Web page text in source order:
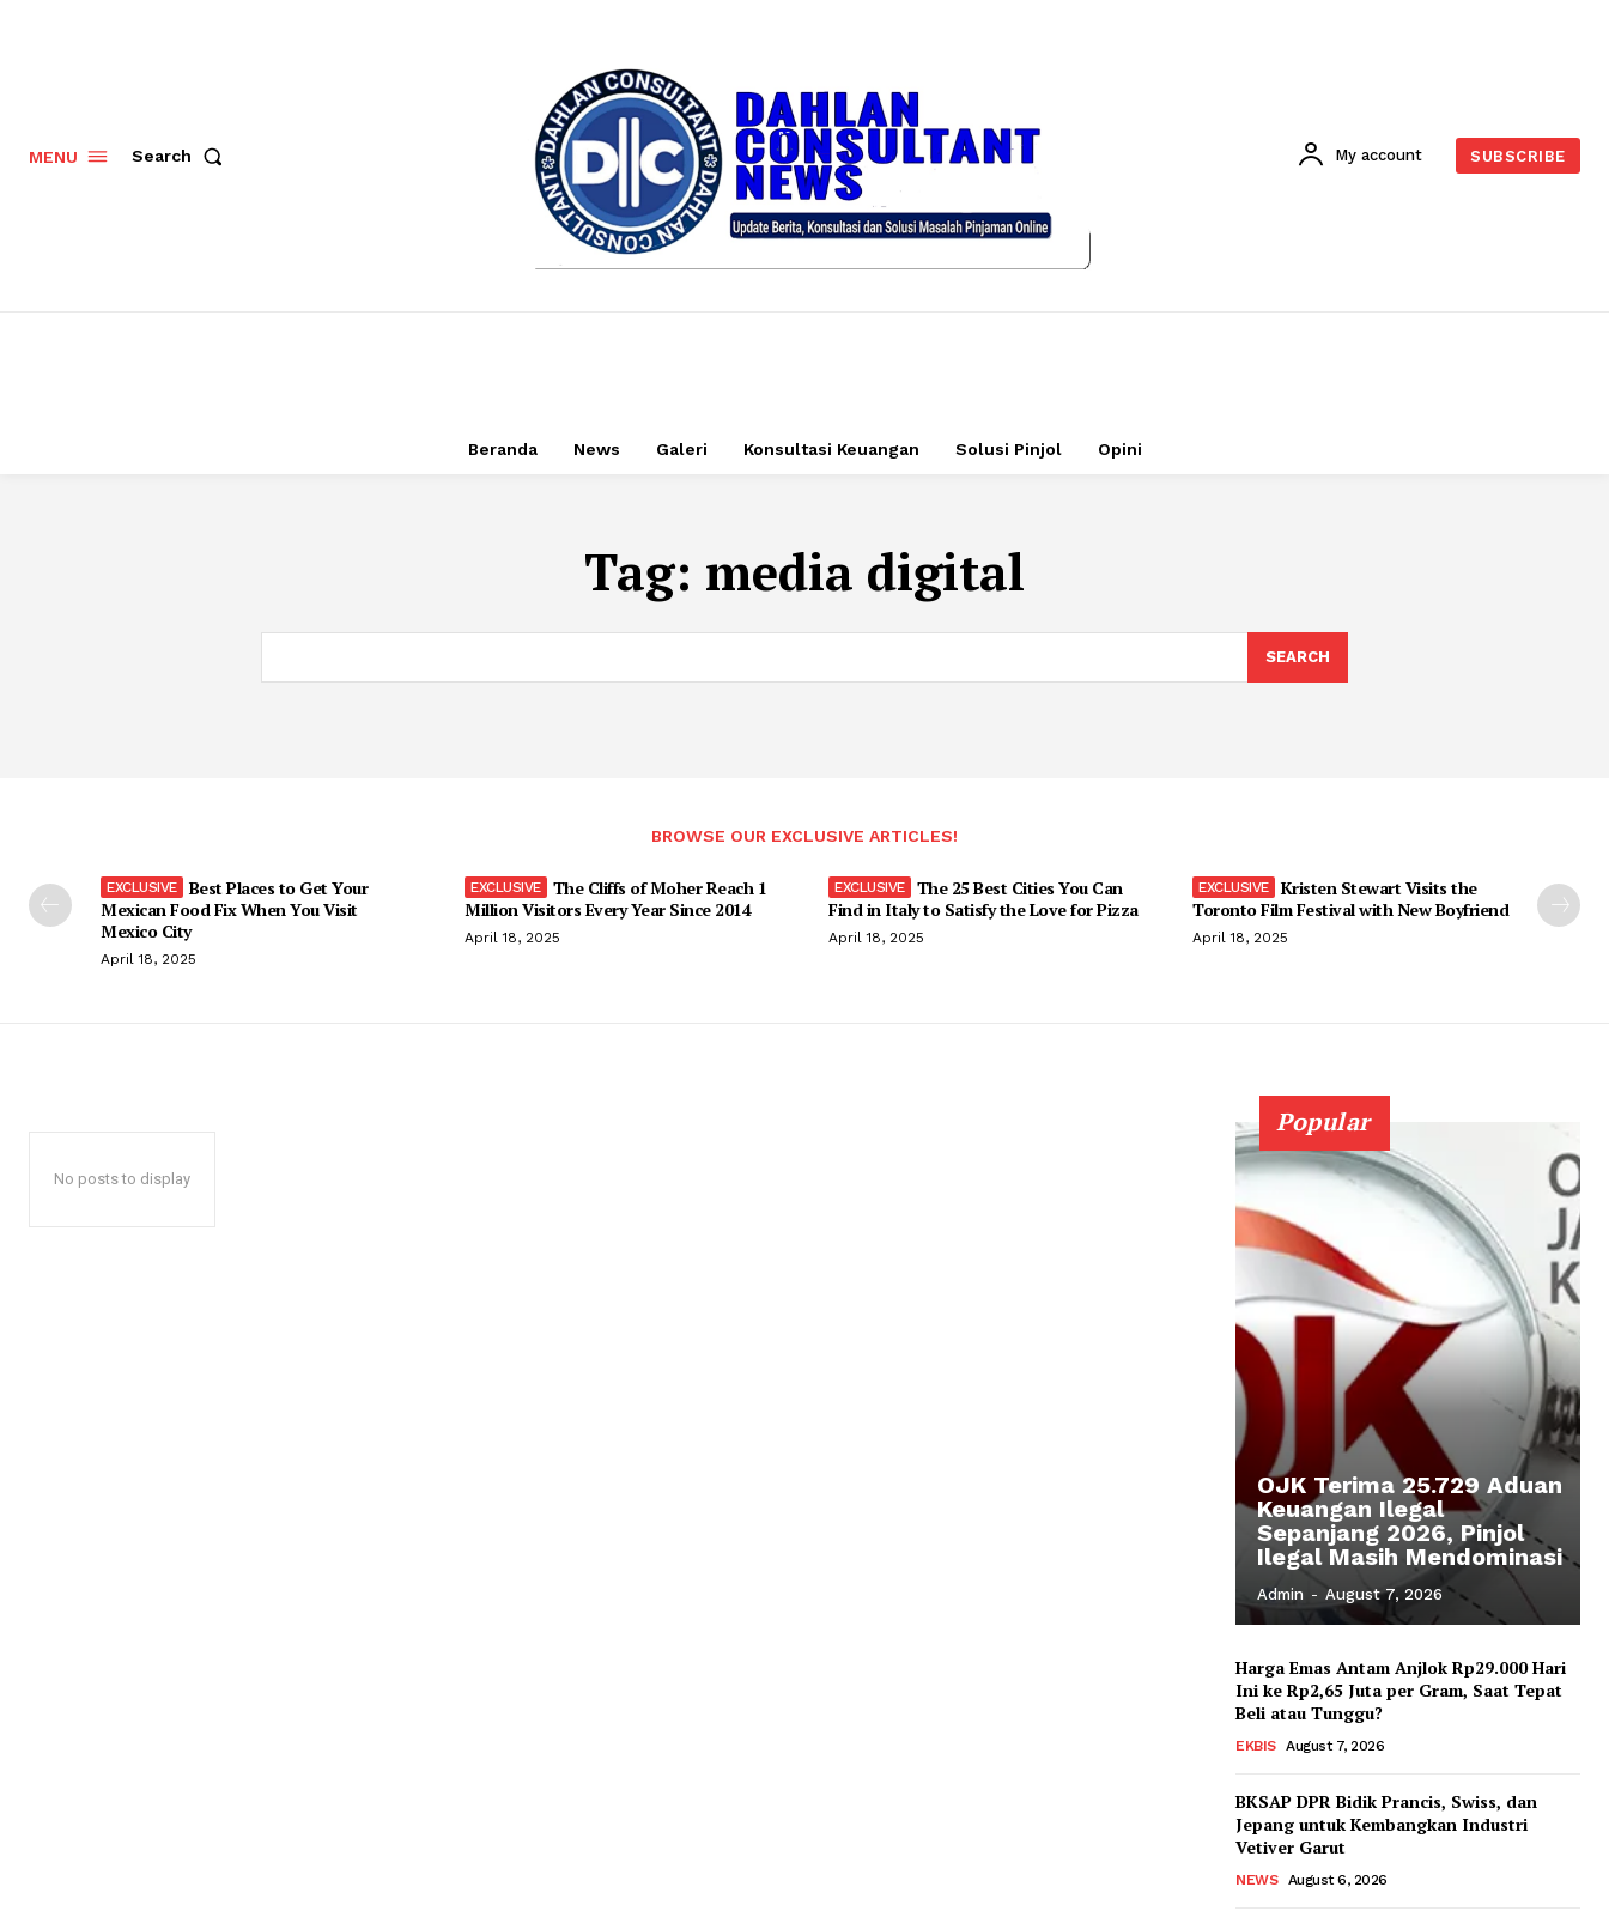
MENU Search My account SUBSCRIBE
Beranda News Galeri Konsultasi Keuangan Solusi Pinjol Opini
Tag: media digital
SEARCH
BROWSE OUR EXCLUSIVE ARTICLES!
Best Places to Get Your
Mexican Food Fix When You Visit
Mexico City
April 18, 2025
The Cliffs of Moher Reach 1
Million Visitors Every Year Since 2014
April 18, 2025
The 25 Best Cities You Can
Find in Italy to Satisfy the Love for Pizza
April 18, 2025
Kristen Stewart Visits the
Toronto Film Festival with New Boyfriend
April 18, 2025
No posts to display
Popular
OJK Terima 25.729 Aduan
Keuangan Ilegal
Sepanjang 2026, Pinjol
Ilegal Masih Mendominasi
Admin - August 7, 2026
Harga Emas Antam Anjlok Rp29.000 Hari
Ini ke Rp2,65 Juta per Gram, Saat Tepat
Beli atau Tunggu?
EKBIS August 7, 2026
BKSAP DPR Bidik Prancis, Swiss, dan
Jepang untuk Kembangkan Industri
Vetiver Garut
NEWS August 6, 2026